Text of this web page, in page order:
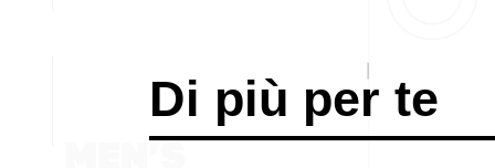
Di più per te